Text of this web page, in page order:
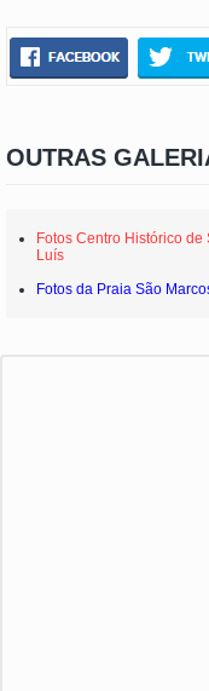
OUTRAS
Fotos Centro Histórico de
Luís
Fotos da Praia São